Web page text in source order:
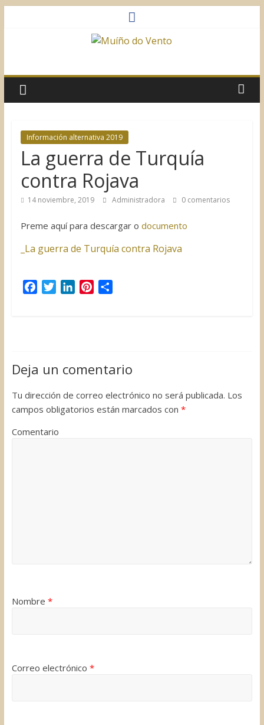
do
Vento
Asociación
Sociocultural
Información alternativa 2019
La guerra de Turquía
contra Rojava
14 noviembre, 2019 Administradora 0 comentarios
Preme aquí para descargar o documento
_La guerra de Turquía contra Rojava
o
r
I
e
t
t
r
Deja un comentario
Tu dirección de correo electrónico no será publicada. Los
campos obligatorios están marcados con *
Comentario
Nombre *
Correo electrónico *